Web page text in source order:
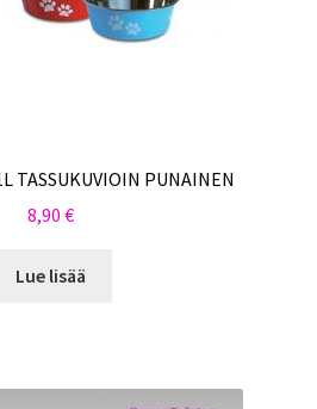
TASSUKUVIOIN PUNAINEN
8,90 €
Lue lisää